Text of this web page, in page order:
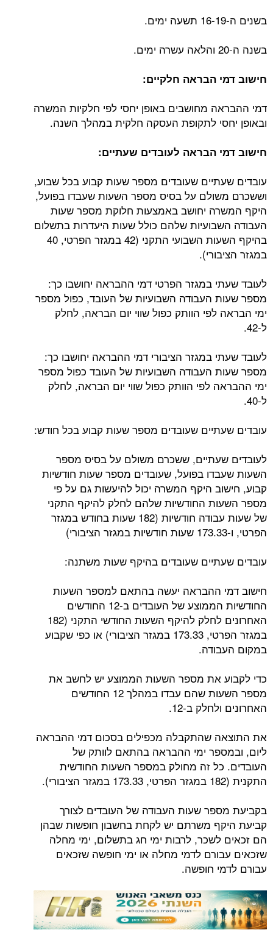
בשנים ה-16-19 תשעה ימים.
בשנה ה-20 והלאה עשרה ימים.
חישוב דמי הבראה חלקיים:
דמי ההבראה מחושבים באופן יחסי לפי חלקיות המשרה
ובאופן יחסי לתקופת העסקה חלקית במהלך השנה.
חישוב דמי הבראה לעובדים שעתיים:
עובדים שעתיים שעובדים מספר שעות קבוע בכל שבוע,
וששכרם משולם על בסיס מספר השעות שעבדו בפועל,
היקף המשרה יחושב באמצעות חלוקת מספר שעות
העבודה השבועיות שלהם כולל שעות היעדרות בתשלום
בהיקף השעות השבועי התקני (42 במגזר הפרטי, 40
במגזר הציבורי).
לעובד שעתי במגזר הפרטי דמי ההבראה יחושבו כך:
מספר שעות העבודה השבועיות של העובד, כפול מספר
ימי הבראה לפי הוותק כפול שווי יום הבראה, לחלק
ל-42.
לעובד שעתי במגזר הציבורי דמי ההבראה יחושבו כך:
מספר שעות העבודה השבועיות של העובד כפול מספר
ימי ההבראה לפי הוותק כפול שווי יום הבראה, לחלק
ל-40.
עובדים שעתיים שעובדים מספר שעות קבוע בכל חודש:
לעובדים שעתיים, ששכרם משולם על בסיס מספר
השעות שעבדו בפועל, שעובדים מספר שעות חודשיות
קבוע, חישוב היקף המשרה יכול להיעשות גם על פי
מספר השעות החודשיות שלהם לחלק להיקף התקני
של שעות עבודה חודשיות (182 שעות בחודש במגזר
הפרטי, ו-173.33 שעות חודשיות במגזר הציבורי)
עובדים שעתיים שעובדים בהיקף שעות משתנה:
חישוב דמי ההבראה יעשה בהתאם למספר השעות
החודשיות הממוצע של העובדים ב-12 החודשים
האחרונים לחלק להיקף השעות החודשי התקני (182
במגזר הפרטי, 173.33 במגזר הציבורי) או כפי שקבוע
במקום העבודה.
כדי לקבוע את מספר השעות הממוצע יש לחשב את
מספר השעות שהם עבדו במהלך 12 החודשים
האחרונים ולחלק ב-12.
את התוצאה שהתקבלה מכפילים בסכום דמי ההבראה
ליום, ובמספר ימי ההבראה בהתאם לוותק של
העובדים. כל זה מחולק במספר השעות החודשית
התקנית (182 במגזר הפרטי, 173.33 במגזר הציבורי).
בקביעת מספר שעות העבודה של העובדים לצורך
קביעת היקף משרתם יש לקחת בחשבון חופשות שבהן
הם זכאים לשכר, לרבות ימי חג בתשלום, ימי מחלה
שזכאים עבורם לדמי מחלה או ימי חופשה שזכאים
עבורם לדמי חופשה.